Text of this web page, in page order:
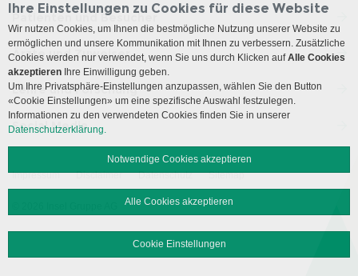
Patienten und Besucher
Ärzte und Zuweiser
Lehre und Forschung
Social Media
Impressum Disclaimer Datenschutz Sitemap
Ihre Einstellungen zu Cookies für diese Website
Wir nutzen Cookies, um Ihnen die bestmögliche Nutzung unserer Website zu
ermöglichen und unsere Kommunikation mit Ihnen zu verbessern. Zusätzliche
Cookies werden nur verwendet, wenn Sie uns durch Klicken aufAlle Cookies
akzeptieren Ihre Einwilligung geben.
Um Ihre Privatsphäre-Einstellungen anzupassen, wählen Sie den Button
«Cookie Einstellungen» um eine spezifische Auswahl festzulegen.
Informationen zu den verwendeten Cookies finden Sie in unserer
Datenschutzerklärung.
Notwendige Cookies akzeptieren
Alle Cookies akzeptieren
Cookie Einstellungen